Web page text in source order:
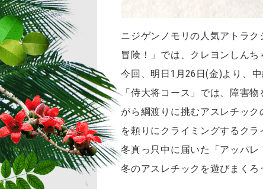
ニジゲンノモリの人気アトラ
冒険！」では、クレヨンしん
今回、明日1月26日(金)より、
「侍大将コース」では、障害
がら綱渡りに挑むアスレチッ
を頼りにクライミングするク
冬真っ只中に届いた「アッパ
冬のアスレチックを遊びまくろ